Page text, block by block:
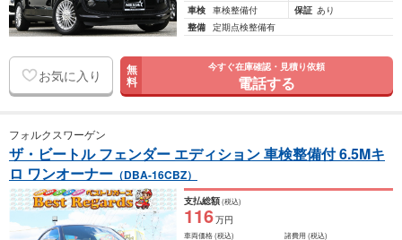
車検 車検整備付 保証 あり
整備 定期点検整備有
お気に入り 無
料
今すぐ在庫確認・見積り依頼
電話する
フォルクスワーゲン
ザ・ビートル フェンダー エディション 車検整備付 6.5Mキ
ロ ワンオーナー （DBA-16CBZ）
支払総額(税込)
116万円
車両価格(税込) 諸費用 (税込)